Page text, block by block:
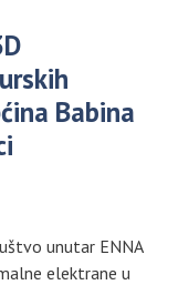
Babina
unutar ENNA
elektrane u